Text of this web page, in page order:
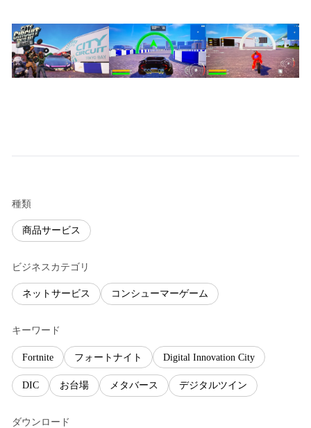
種類
商品サービス
ビジネスカテゴリ
ネットサービス コンシューマーゲーム
キーワード
Fortnite フォートナイト Digital Innovation City
DIC お台場 メタバース デジタルツイン
ダウンロード